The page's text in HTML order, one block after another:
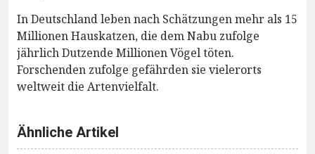
In Deutschland leben nach Schätzungen mehr als 15
Millionen Hauskatzen, die dem Nabu zufolge
jährlich Dutzende Millionen Vögel töten.
Forschenden zufolge gefährden sie vielerorts
weltweit die Artenvielfalt.
Ähnliche Artikel